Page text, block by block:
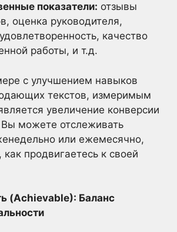
показатели: отзывы
оценка руководителя,
качество
работы, и т.д.
с улучшением навыков
текстов, измеримым
увеличение конверсии
Вы можете отслеживать
или ежемесячно,
продвигаетесь к своей
(Achievable): Баланс